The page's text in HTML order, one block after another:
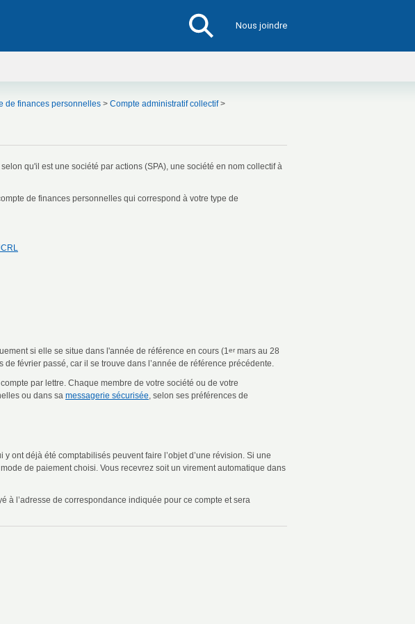
Lancer une recherche
Nous joindre
de finances personnelles > Compte administratif collectif>
qu'il est une société par actions (SPA), une société en nom collectif à
de finances personnelles qui correspond à votre type de
si elle se situe dans l'année de référence en cours (1 ermars au 28
février passé, car il se trouve dans l’année de référence précédente.
par lettre. Chaque membre de votre société ou de votre
ou dans sa messagerie sécurisée , selon ses préférences de
ont déjà été comptabilisés peuvent faire l’objet d’une révision. Si une
de paiement choisi. Vous recevrez soit un virement automatique dans
à l’adresse de correspondance indiquée pour ce compte et sera